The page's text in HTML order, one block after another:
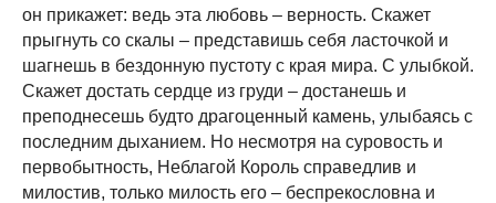
он прикажет: ведь эта любовь – верность. Скажет
прыгнуть со скалы – представишь себя ласточкой и
шагнешь в бездонную пустоту с края мира. С улыбкой.
Скажет достать сердце из груди – достанешь и
преподнесешь будто драгоценный камень, улыбаясь с
последним дыханием. Но несмотря на суровость и
первобытность, Неблагой Король справедлив и
милостив, только милость его – беспрекословна и